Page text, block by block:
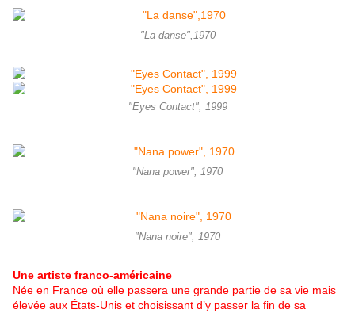
"La danse",1970
"Eyes Contact", 1999
"Nana power", 1970
"Nana noire", 1970
Une artiste franco-américaine
Née en France où elle passera une grande partie de sa vie mais
élevée aux États-Unis et choisissant d’y passer la fin de sa